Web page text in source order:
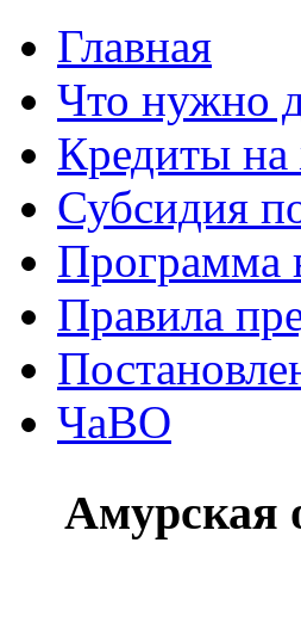
Главная
Что нужно
Кредиты
Субсидия
Программа
Правила
ЧаВО
Амурская